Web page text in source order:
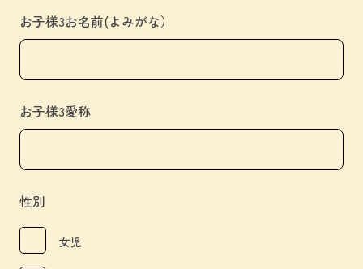
お子様3お名前(よみがな）
お子様3愛称
性別
女児